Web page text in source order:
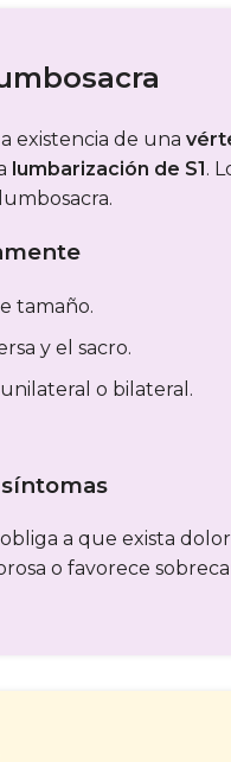
existencia de una
lumbarización de S1.
tamaño.
y el sacro.
o bilateral.
a que exista
o favorece